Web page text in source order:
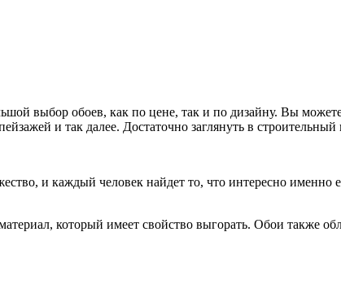
выбор обоев, как по цене, так и по дизайну. Вы
и так далее. Достаточно заглянуть в
и каждый человек найдет то, что интересно именно
который имеет свойство выгорать. Обои также